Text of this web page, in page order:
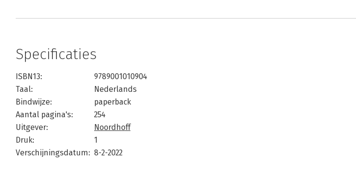
Specificaties
ISBN13:
9789001010904
Taal:
Nederlands
Bindwijze:
paperback
Aantal pagina's:
254
Uitgever:
Noordhoff
Druk:
1
Verschijningsdatum: 8-2-2022